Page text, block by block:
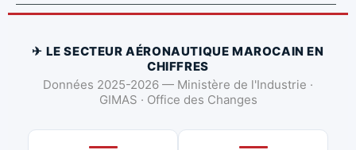
✈ LE SECTEUR AÉRONAUTIQUE MAROCAIN EN
CHIFFRES
Données 2025-2026 — Ministère de l'Industrie ·
GIMAS · Office des Changes